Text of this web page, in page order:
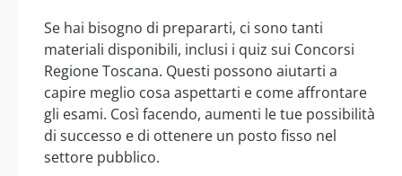
Se hai bisogno di prepararti, ci sono tanti
materiali disponibili, inclusi i quiz sui Concorsi
Regione Toscana. Questi possono aiutarti a
capire meglio cosa aspettarti e come affrontare
gli esami. Così facendo, aumenti le tue possibilità
di successo e di ottenere un posto fisso nel
settore pubblico.